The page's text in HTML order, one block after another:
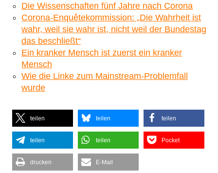
Die Wissenschaften fünf Jahre nach Corona
Corona-Enquêtekommission: „Die Wahrheit ist
wahr, weil sie wahr ist, nicht weil der Bundestag
das beschließt“
Ein kranker Mensch ist zuerst ein kranker
Mensch
Wie die Linke zum Mainstream-Problemfall
wurde
teilen teilen teilen
teilen teilen Pocket
drucken E-Mail